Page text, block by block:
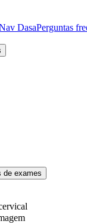
DasaPerguntas
de exames